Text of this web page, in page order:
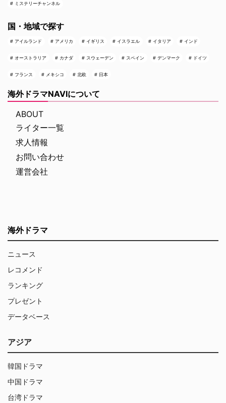
ミステリーチャンネル
国・地域で探す
アイルランド アメリカ イギリス イスラエル イタリア インド
オーストラリア カナダ スウェーデン スペイン デンマーク ドイツ
フランス メキシコ 北欧 日本
海外ドラマNAVIについて
ABOUT
ライター一覧
求人情報
お問い合わせ
運営会社
海外ドラマ
ニュース
レコメンド
ランキング
プレゼント
データベース
アジア
韓国ドラマ
中国ドラマ
台湾ドラマ